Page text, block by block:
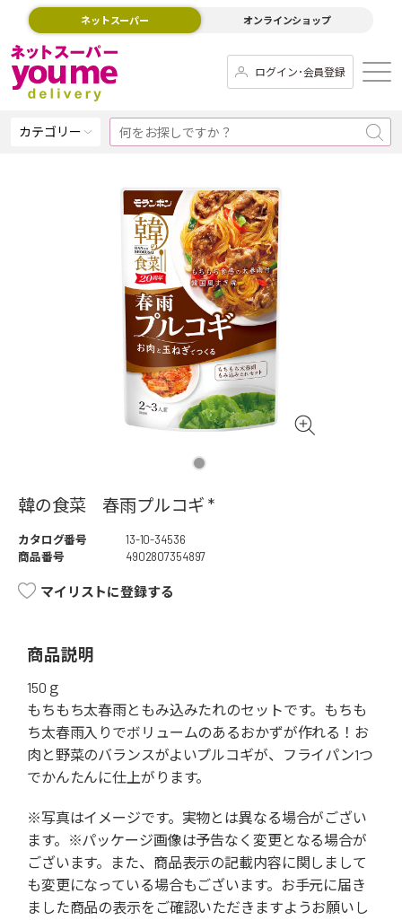
ネットスーパー オンラインショップ
ログイン･会員登録
カテゴリー
韓の食菜 春雨プルコギ *
カタログ番号
13-10-34536
商品番号
4902807354897
マイリストに登録する
商品説明
150ｇ
もちもち太春雨ともみ込みたれのセットです。もちも
ち太春雨入りでボリュームのあるおかずが作れる！お
肉と野菜のバランスがよいプルコギが、フライパン1つ
でかんたんに仕上がります。
※写真はイメージです。実物とは異なる場合がござい
ます。※パッケージ画像は予告なく変更となる場合が
ございます。また、商品表示の記載内容に関しまして
も変更になっている場合もございます。お手元に届き
ました商品の表示をご確認いただきますようお願いし